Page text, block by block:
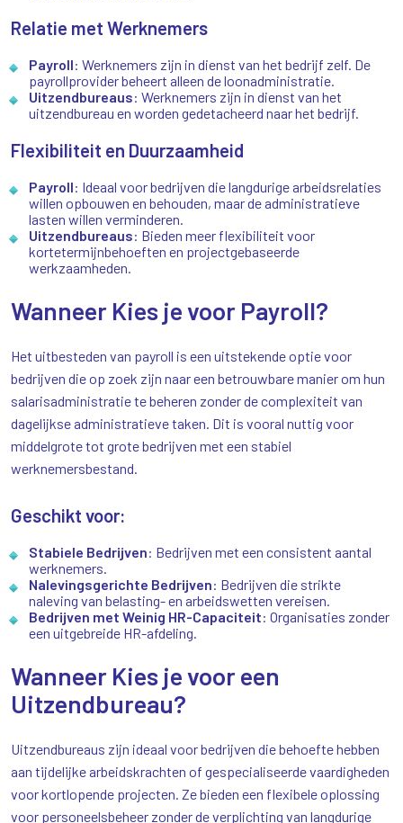
Relatie met Werknemers
Payroll: Werknemers zijn in dienst van het bedrijf zelf. De
payrollprovider beheert alleen de loonadministratie.
Uitzendbureaus: Werknemers zijn in dienst van het
uitzendbureau en worden gedetacheerd naar het bedrijf.
Flexibiliteit en Duurzaamheid
Payroll: Ideaal voor bedrijven die langdurige arbeidsrelaties
willen opbouwen en behouden, maar de administratieve
lasten willen verminderen.
Uitzendbureaus: Bieden meer flexibiliteit voor
kortetermijnbehoeften en projectgebaseerde
werkzaamheden.
Wanneer Kies je voor Payroll?
Het uitbesteden van payroll is een uitstekende optie voor
bedrijven die op zoek zijn naar een betrouwbare manier om hun
salarisadministratie te beheren zonder de complexiteit van
dagelijkse administratieve taken. Dit is vooral nuttig voor
middelgrote tot grote bedrijven met een stabiel
werknemersbestand.
Geschikt voor:
Stabiele Bedrijven: Bedrijven met een consistent aantal
werknemers.
Nalevingsgerichte Bedrijven: Bedrijven die strikte
naleving van belasting- en arbeidswetten vereisen.
Bedrijven met Weinig HR-Capaciteit: Organisaties zonder
een uitgebreide HR-afdeling.
Wanneer Kies je voor een
Uitzendbureau?
Uitzendbureaus zijn ideaal voor bedrijven die behoefte hebben
aan tijdelijke arbeidskrachten of gespecialiseerde vaardigheden
voor kortlopende projecten. Ze bieden een flexibele oplossing
voor personeelsbeheer zonder de verplichting van langdurige